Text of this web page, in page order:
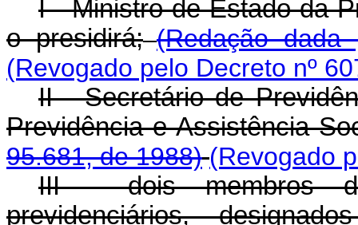
I - Ministro de Estado da
o presidirá; (Redação
(Revogado pelo Decreto nº
II - Secretário de
Previdência e Assistência
95.681, de 1988) (Revogado
III - dois membros
previdenciários,